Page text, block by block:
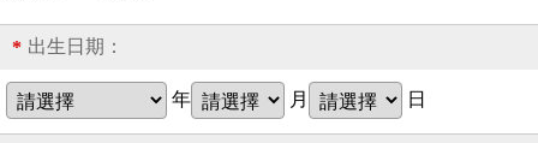
* 出生日期：
年 月 日